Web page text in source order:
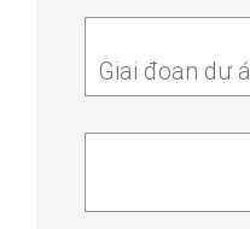
Giai đoạn dự